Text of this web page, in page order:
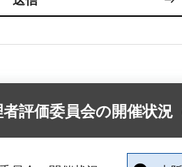
評価委員会の開催状況